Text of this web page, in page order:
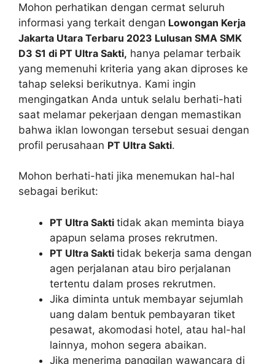
Mohon perhatikan dengan cermat seluruh
informasi yang terkait dengan Lowongan Kerja
Jakarta Utara Terbaru 2023 Lulusan SMA SMK
D3 S1 di PT Ultra Sakti, hanya pelamar terbaik
yang memenuhi kriteria yang akan diproses ke
tahap seleksi berikutnya. Kami ingin
mengingatkan Anda untuk selalu berhati-hati
saat melamar pekerjaan dengan memastikan
bahwa iklan lowongan tersebut sesuai dengan
profil perusahaan PT Ultra Sakti.
Mohon berhati-hati jika menemukan hal-hal
sebagai berikut:
PT Ultra Sakti tidak akan meminta biaya
apapun selama proses rekrutmen.
PT Ultra Sakti tidak bekerja sama dengan
agen perjalanan atau biro perjalanan
tertentu dalam proses rekrutmen.
Jika diminta untuk membayar sejumlah
uang dalam bentuk pembayaran tiket
pesawat, akomodasi hotel, atau hal-hal
lainnya, mohon segera abaikan.
Jika menerima panggilan wawancara di